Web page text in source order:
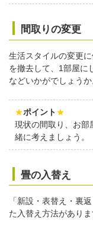
間取りの変更
生活スタイルの変更
を撤去して、1部屋に
などいかがでしょうか
★ポイント★
現状の間取り、お部
緒に考えましょう。
畳の入替え
「新設・表替え・裏
た入替え方法がありま